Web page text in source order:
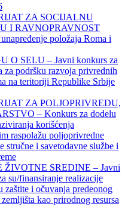
ZA SOCIJALNU
I RAVNOPRAVNOST
položaja Roma i
O SELU – Javni konkurs za
za podršku razvoja privrednih
na teritoriji Republike Srbije
ZA POLJOPRIVREDU,
– Konkurs za dodelu
korišćenja
raspolažu poljoprivredne
stručne i savetodavne službe i
SREDINE – Javni
su/finansiranje realizacije
zaštite i očuvanja predeonog
kao prirodnog resursa